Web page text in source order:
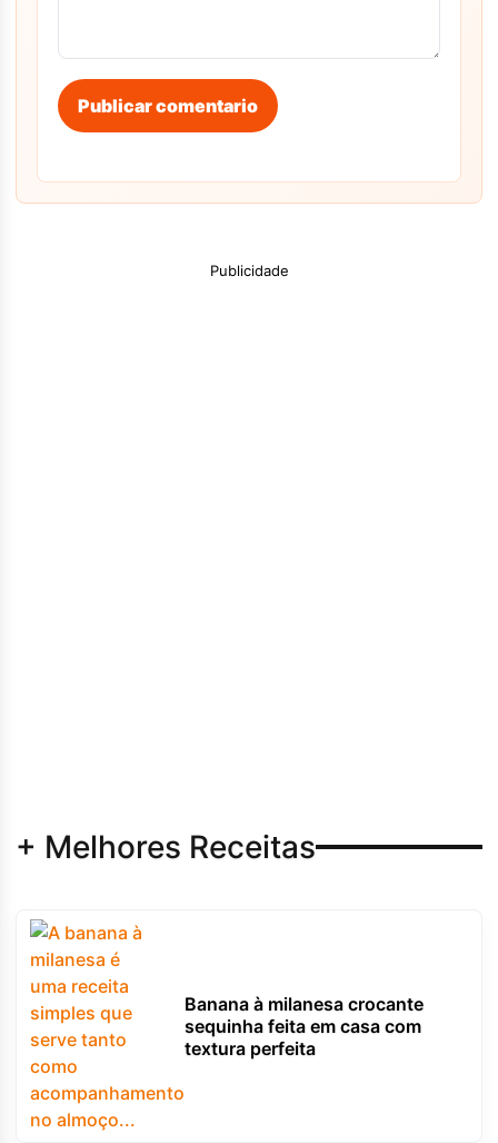
Publicar comentario
Publicidade
+ Melhores Receitas
Banana à milanesa crocante
sequinha feita em casa com
textura perfeita